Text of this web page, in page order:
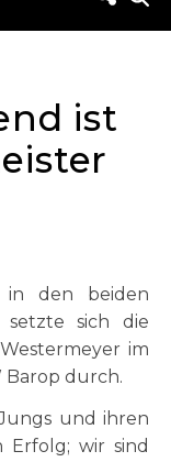
ist
setzte sich die
im
Barop durch.
und ihren
Erfolg; wir sind